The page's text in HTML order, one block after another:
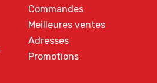
Commandes
Meilleures ventes
Adresses
Promotions